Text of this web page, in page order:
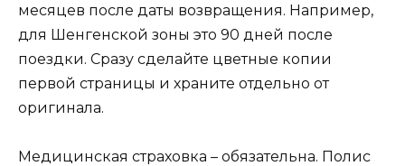
месяцев после даты возвращения. Например,
для Шенгенской зоны это 90 дней после
поездки. Сразу сделайте цветные копии
первой страницы и храните отдельно от
оригинала.
Медицинская страховка – обязательна. Полис